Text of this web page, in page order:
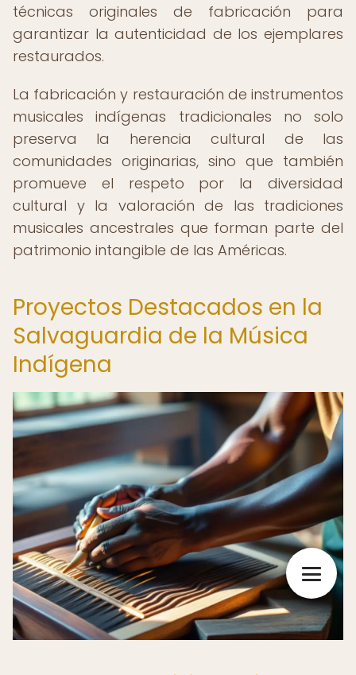
técnicas originales de fabricación para
garantizar la autenticidad de los ejemplares
restaurados.
La fabricación y restauración de instrumentos
musicales indígenas tradicionales no solo
preserva la herencia cultural de las
comunidades originarias, sino que también
promueve el respeto por la diversidad
cultural y la valoración de las tradiciones
musicales ancestrales que forman parte del
patrimonio intangible de las Américas.
Proyectos Destacados en la
Salvaguardia de la Música
Indígena